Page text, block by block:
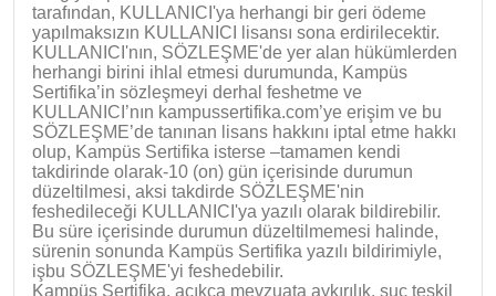
tarafından, KULLANICI'ya herhangi bir geri ödeme
yapılmaksızın KULLANICI lisansı sona erdirilecektir.
KULLANICI'nın, SÖZLEŞME'de yer alan hükümlerden
herhangi birini ihlal etmesi durumunda, Kampüs
Sertifika’in sözleşmeyi derhal feshetme ve
KULLANICI’nın kampussertifika.com’ye erişim ve bu
SÖZLEŞME’de tanınan lisans hakkını iptal etme hakkı
olup, Kampüs Sertifika isterse –tamamen kendi
takdirinde olarak-10 (on) gün içerisinde durumun
düzeltilmesi, aksi takdirde SÖZLEŞME'nin
feshedileceği KULLANICI'ya yazılı olarak bildirebilir.
Bu süre içerisinde durumun düzeltilmemesi halinde,
sürenin sonunda Kampüs Sertifika yazılı bildirimiyle,
işbu SÖZLEŞME'yi feshedebilir.
Kampüs Sertifika, açıkça mevzuata aykırılık, suç teşkil